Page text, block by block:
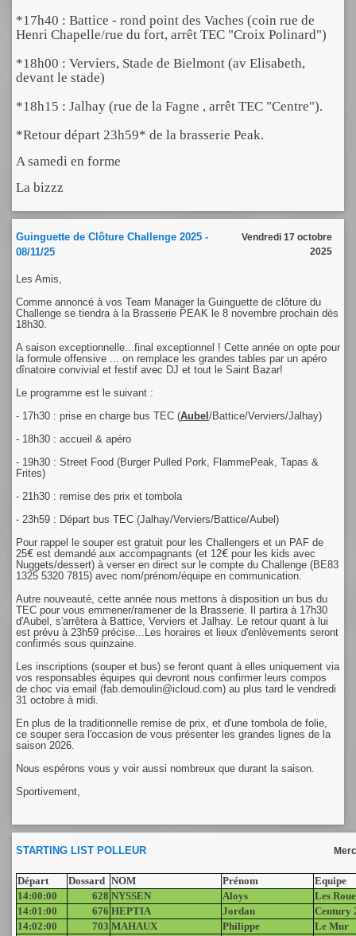
*17h40 : Battice - rond point des Vaches (coin rue de
Henri Chapelle/rue du fort, arrêt TEC "Croix Polinard")
*18h00 : Verviers, Stade de Bielmont (av Elisabeth,
devant le stade)
*18h15 : Jalhay (rue de la Fagne , arrêt TEC "Centre").
*Retour départ 23h59* de la brasserie Peak.
A samedi en forme
La bizzz
Guinguette de Clôture Challenge 2025 -
08/11/25
Vendredi 17 octobre
2025
Les Amis,
Comme annoncé à vos Team Manager la Guinguette de clôture du
Challenge se tiendra à la Brasserie PEAK le 8 novembre prochain dès
18h30.
A saison exceptionnelle...final exceptionnel ! Cette année on opte pour
la formule offensive ... on remplace les grandes tables par un apéro
dînatoire convivial et festif avec DJ et tout le Saint Bazar!
Le programme est le suivant :
- 17h30 : prise en charge bus TEC (Aubel/Battice/Verviers/Jalhay)
- 18h30 : accueil & apéro
- 19h30 : Street Food (Burger Pulled Pork, FlammePeak, Tapas &
Frites)
- 21h30 : remise des prix et tombola
- 23h59 : Départ bus TEC (Jalhay/Verviers/Battice/Aubel)
Pour rappel le souper est gratuit pour les Challengers et un PAF de
25€ est demandé aux accompagnants (et 12€ pour les kids avec
Nuggets/dessert) à verser en direct sur le compte du Challenge (BE83
1325 5320 7815) avec nom/prénom/équipe en communication.
Autre nouveauté, cette année nous mettons à disposition un bus du
TEC pour vous emmener/ramener de la Brasserie. Il partira à 17h30
d'Aubel, s'arrêtera à Battice, Verviers et Jalhay. Le retour quant à lui
est prévu à 23h59 précise...Les horaires et lieux d'enlèvements seront
confirmés sous quinzaine.
Les inscriptions (souper et bus) se feront quant à elles uniquement via
vos responsables équipes qui devront nous confirmer leurs compos
de choc via email (fab.demoulin@icloud.com) au plus tard le vendredi
31 octobre à midi.
En plus de la traditionnelle remise de prix, et d'une tombola de folie,
ce souper sera l'occasion de vous présenter les grandes lignes de la
saison 2026.
Nous espérons vous y voir aussi nombreux que durant la saison.
Sportivement,
STARTING LIST POLLEUR
Départ Dossard NOM Prénom
Equipe
14:00:00
628 NYSSEN Aloys
Les
14:01:00
676 HEPTIA Jordan
Century
14:02:00
703 MAHAUX Philippe
Le Mur